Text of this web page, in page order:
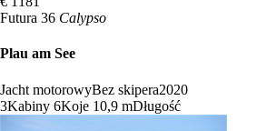
Futura 36 Calypso
Plau am See
Jacht motorowyBez skipera2020
3Kabiny 6Koje 10,9 mDługość